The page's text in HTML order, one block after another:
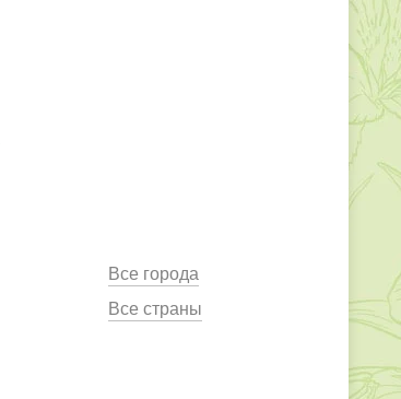
Все города
Все страны